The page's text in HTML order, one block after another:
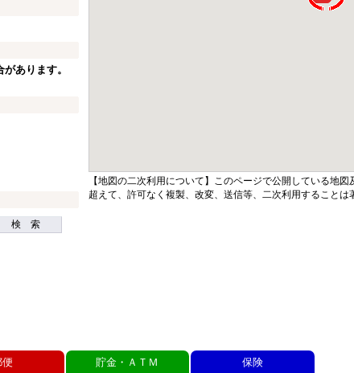
あります。
検 索
【地図の二次利用について】このページで公開している地
超えて、許可なく複製、改変、送信等、二次利用することは
便 貯金・ＡＴＭ 保険